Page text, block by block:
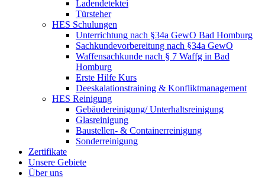
Ladendetektei
Türsteher
HES Schulungen
Unterrichtung nach §34a GewO Bad Homburg
Sachkundevorbereitung nach §34a GewO
Waffensachkunde nach § 7 Waffg in Bad
Homburg
Erste Hilfe Kurs
Deeskalationstraining & Konfliktmanagement
HES Reinigung
Gebäudereinigung/ Unterhaltsreinigung
Glasreinigung
Baustellen- & Containerreinigung
Sonderreinigung
Zertifikate
Unsere Gebiete
Über uns